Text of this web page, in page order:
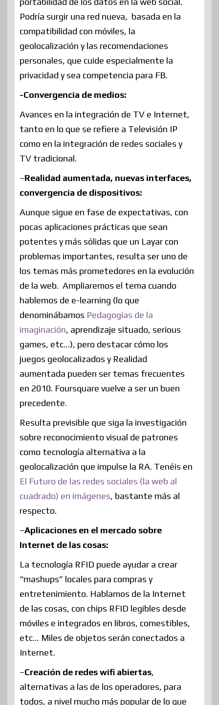
Podría surgir una red nueva, basada en la
compatibilidad con móviles, la
geolocalización y las recomendaciones
personales, que cuide especialmente la
privacidad y sea competencia para FB.
-Convergencia de medios:
Avances en la integración de TV e Internet,
tanto en lo que se refiere a Televisión IP
como en la integración de redes sociales y
TV tradicional.
–Realidad aumentada, nuevas interfaces,
convergencia de dispositivos:
Aunque sigue en fase de expectativas, con
pocas aplicaciones prácticas que sean
potentes y más sólidas que un Layar con
problemas importantes, resulta ser uno de
los temas más prometedores en la evolución
de la web. Ampliaremos el tema cuando
hablemos de e-learning (lo que
denominábamos Pedagogías de la
imaginación, aprendizaje situado, serious
games, etc…), pero destacar cómo los
juegos geolocalizados y Realidad
aumentada pueden ser temas frecuentes
en 2010. Foursquare vuelve a ser un buen
precedente.
Resulta previsible que siga la investigación
sobre reconocimiento visual de patrones
como tecnología alternativa a la
geolocalización que impulse la RA. Tenéis en
El Futuro de las redes sociales (la web al
cuadrado) en imágenes, bastante más al
respecto.
–Aplicaciones en el mercado sobre
Internet de las cosas:
La tecnología RFID puede ayudar a crear
“mashups” locales para compras y
entretenimiento. Hablamos de la Internet
de las cosas, con chips RFID legibles desde
móviles e integrados en libros, comestibles,
etc… Miles de objetos serán conectados a
Internet.
–Creación de redes wifi abiertas,
alternativas a las de los operadores, para
todos, a nivel mucho más popular de lo que